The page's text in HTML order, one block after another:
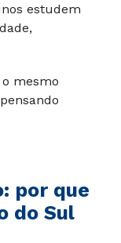
estudem
mesmo
por que
do Sul